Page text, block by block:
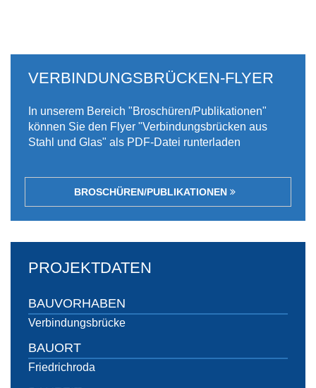
VERBINDUNGSBRÜCKEN-FLYER
In unserem Bereich "Broschüren/Publikationen"
können Sie den Flyer "Verbindungsbrücken aus
Stahl und Glas" als PDF-Datei runterladen
BROSCHÜREN/PUBLIKATIONEN
PROJEKTDATEN
BAUVORHABEN
Verbindungsbrücke
BAUORT
Friedrichroda